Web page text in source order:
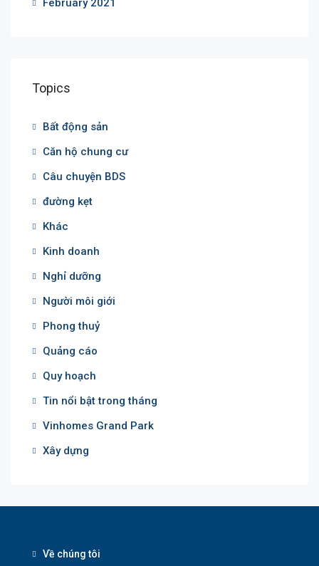
February 2021
Topics
Bất động sản
Căn hộ chung cư
Câu chuyện BDS
đường kẹt
Khác
Kinh doanh
Nghỉ dưỡng
Người môi giới
Phong thuỷ
Quảng cáo
Quy hoạch
Tin nổi bật trong tháng
Vinhomes Grand Park
Xây dựng
Về chúng tôi